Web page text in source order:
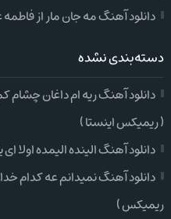
دانلود آهنگ مه جان مار از
دسته‌بندی نشده
دانلود آهنگ ریه ام داغان
( ریمیکس اینستا )
دانلود آهنگ الینده الیمده اولا
دانلود آهنگ نمیدانم عه کدام خدا
ریمیکس )